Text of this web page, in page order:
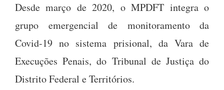
Desde março de 2020, o MPDFT integra o
grupo emergencial de monitoramento da
Covid-19 no sistema prisional, da Vara de
Execuções Penais, do Tribunal de Justiça do
Distrito Federal e Territórios.